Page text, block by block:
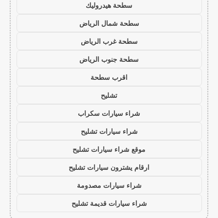
سطحة هيدروليك
سطحة شمال الرياض
سطحة غرب الرياض
سطحة جنوب الرياض
اقرب سطحة
تشليح
شراء سيارات سكراب
شراء سيارات تشليح
موقع شراء سيارات تشليح
ارقام يشترون سيارات تشليح
شراء سيارات مصدومة
شراء سيارات قديمة تشليح